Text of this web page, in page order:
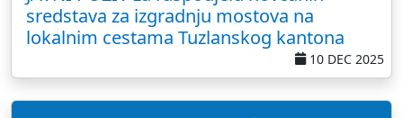
sredstava za izgradnju mostova na
lokalnim cestama Tuzlanskog kantona
10 DEC 2025